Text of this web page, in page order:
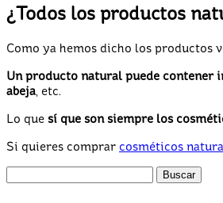
¿Todos los productos
Como ya hemos dicho los productos
Un producto natural puede contener
abeja, etc.
Lo que sí que son siempre los
Si quieres comprar cosméticos